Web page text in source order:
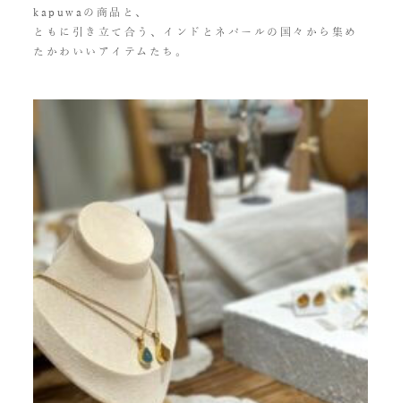
kapuwaの商品と、
ともに引き立て合う、インドとネパールの国々から集め
たかわいいアイテムたち。